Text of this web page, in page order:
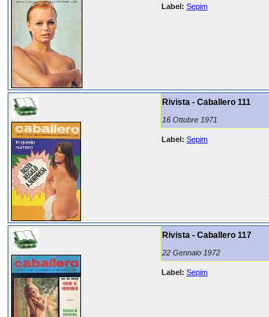
Label: Sepim
Rivista - Caballero 111
16 Ottobre 1971
Label: Sepim
Rivista - Caballero 117
22 Gennaio 1972
Label: Sepim